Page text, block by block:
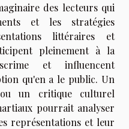
des lecteurs qui
et les stratégies
littéraires et
pleinement à la
et influencent
qu'en a le public. Un
un critique culturel
pourrait analyser
représentations et leur